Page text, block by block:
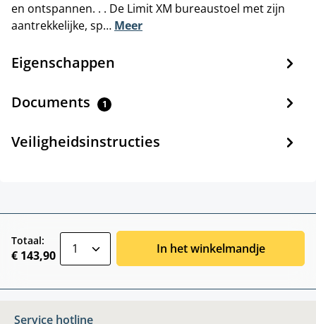
en ontspannen. . . De Limit XM bureaustoel met zijn
aantrekkelijke, sp… Meer
Eigenschappen
Documents 1
Veiligheidsinstructies
Totaal:
€ 143,90 In het winkelmandje
Service hotline